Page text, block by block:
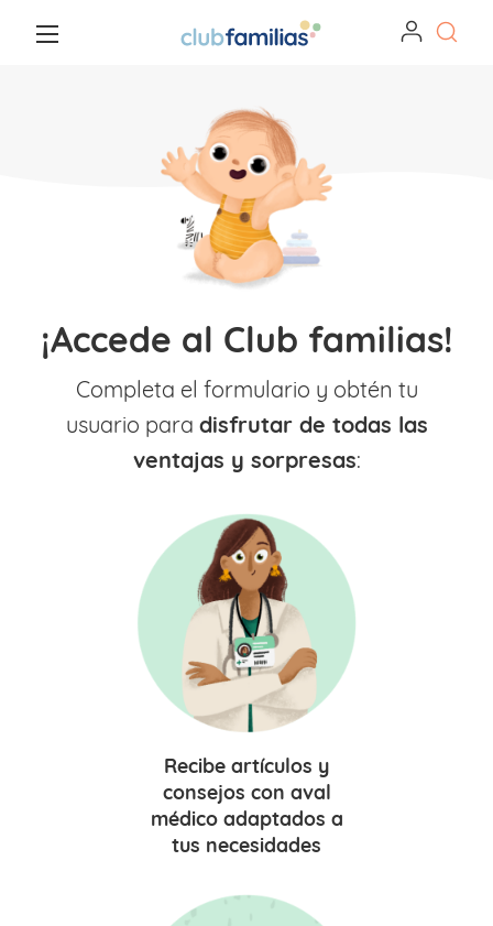
¡Accede al Club familias!
Completa el formulario y obtén tu
usuario para disfrutar de todas las
ventajas y sorpresas:
Recibe artículos y
consejos con aval
médico adaptados a
tus necesidades